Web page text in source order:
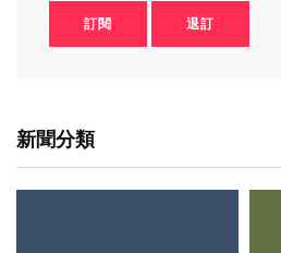
訂閱 退訂
新聞分類